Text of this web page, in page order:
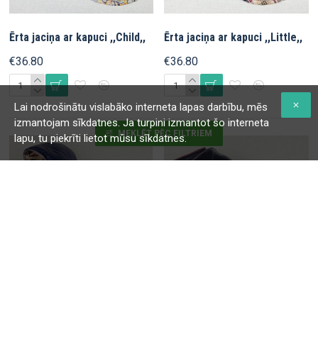
Ērta jaciņa ar kapuci ,,Сhild,,
€36.80
Ērta jaciņa ar kapuci ,,Little,,
€36.80
Lai nodrošinātu vislabāko interneta lapas darbību, mēs
izmantojam sīkdatnes. Ja turpini izmantot šo interneta
lapu, tu piekrīti lietot mūsu sīkdatnes.
MEKLĒT PĒC FILTRIEM